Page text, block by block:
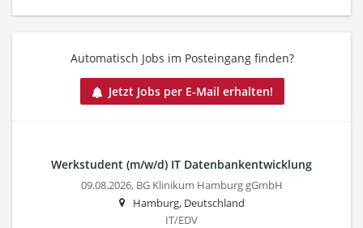
Automatisch Jobs im Posteingang finden?
Jetzt Jobs per E-Mail erhalten!
Werkstudent (m/w/d) IT Datenbankentwicklung
09.08.2026, BG Klinikum Hamburg gGmbH
Hamburg, Deutschland
IT/EDV